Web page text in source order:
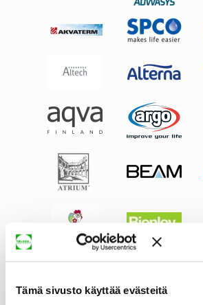
Tämä sivusto käyttää evästeitä